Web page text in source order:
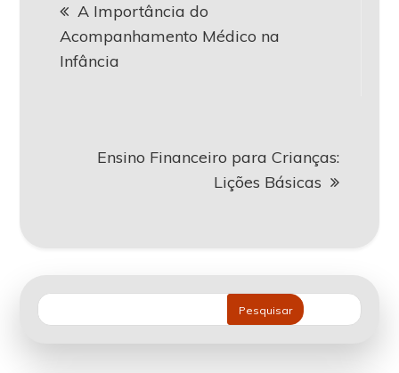
de
Post
A Importância do
Acompanhamento Médico na
Infância
Ensino Financeiro para Crianças:
Lições Básicas
Pesquisar